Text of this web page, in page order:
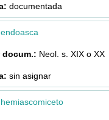
documentada
endoasca
Neol. s. XIX o XX
sin asignar
hemiascomiceto